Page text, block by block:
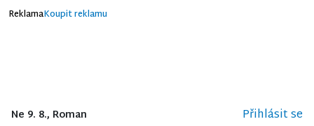
ReklamaKoupit reklamu
Ne 9. 8., Roman Přihlásit se